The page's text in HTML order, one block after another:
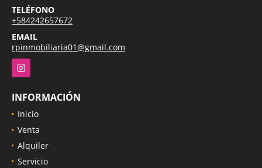
TELÉFONO
+584242657672
EMAIL
rpinmobiliaria01@gmail.com
Instagram
INFORMACIÓN
Inicio
Venta
Alquiler
Servicio